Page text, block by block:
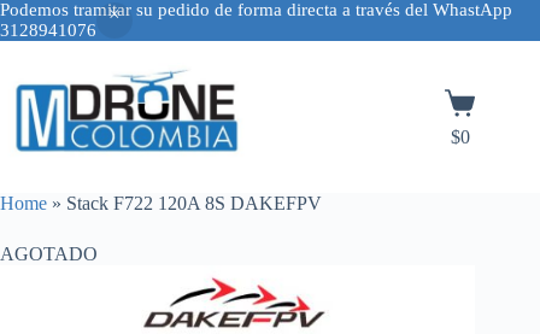
Podemos tramitar su pedido de forma directa a través del WhastApp
3128941076
contenido
Carro
de
compra
$0
Home » Stack F722 120A 8S DAKEFPV
AGOTADO